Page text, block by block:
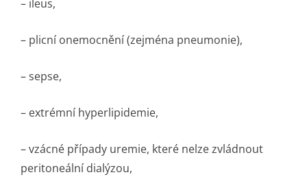
– ileus,
– plicní onemocnění (zejména pneumonie),
– sepse,
– extrémní hyperlipidemie,
– vzácné případy uremie, které nelze zvládnout
peritoneální dialýzou,